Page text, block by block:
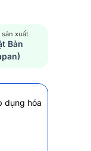
sản xuất
Bản
dụng hóa